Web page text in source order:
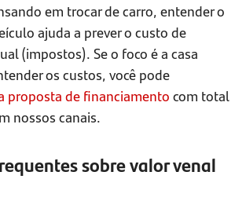
em trocar de carro, entender o
ajuda a prever o custo de
(impostos). Se o foco é a casa
os custos, você pode
proposta de financiamento com total
nossos canais.
sobre valor venal